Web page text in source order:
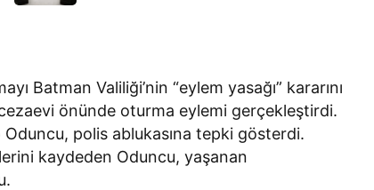
Batman Valiliği’nin “eylem yasağı” kararını
önünde oturma eylemi gerçekleştirdi.
polis ablukasına tepki gösterdi.
kaydeden Oduncu, yaşanan